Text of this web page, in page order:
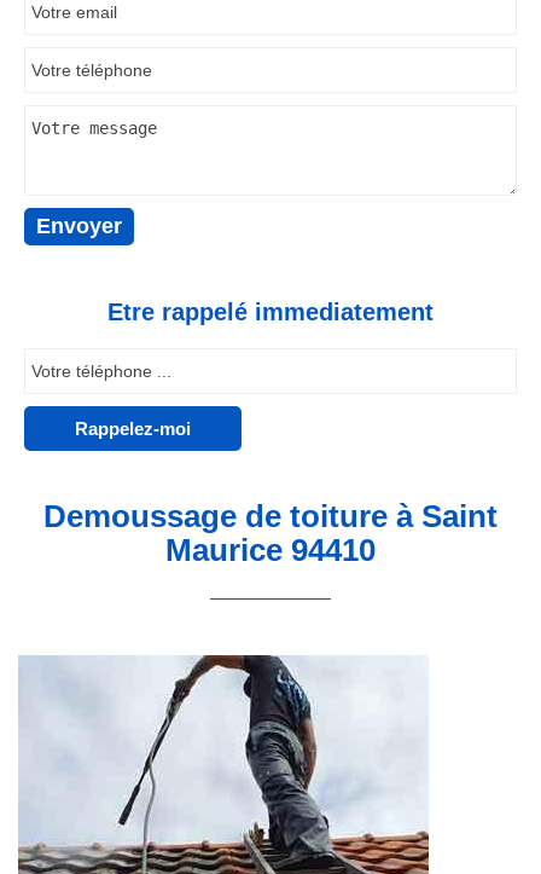
Etre rappelé immediatement
Demoussage de toiture à Saint
Maurice 94410